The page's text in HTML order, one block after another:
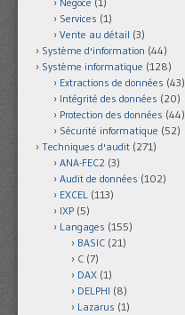
Services (1)
Vente au détail (3)
Système d'information (44)
Système informatique (128)
Extractions de données (43)
Intégrité des données (20)
Protection des données (44)
Sécurité informatique (52)
Techniques d'audit (271)
ANA-FEC2 (3)
Audit de données (102)
EXCEL (113)
IXP (5)
Langages (155)
BASIC (21)
C (7)
DAX (1)
DELPHI (8)
Lazarus (1)